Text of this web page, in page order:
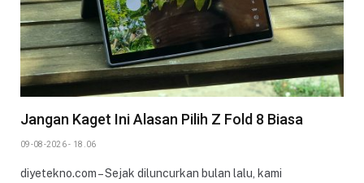
Jangan Kaget Ini Alasan Pilih Z Fold 8 Biasa
09-08-2026 - 18.06
diyetekno.com – Sejak diluncurkan bulan lalu, kami